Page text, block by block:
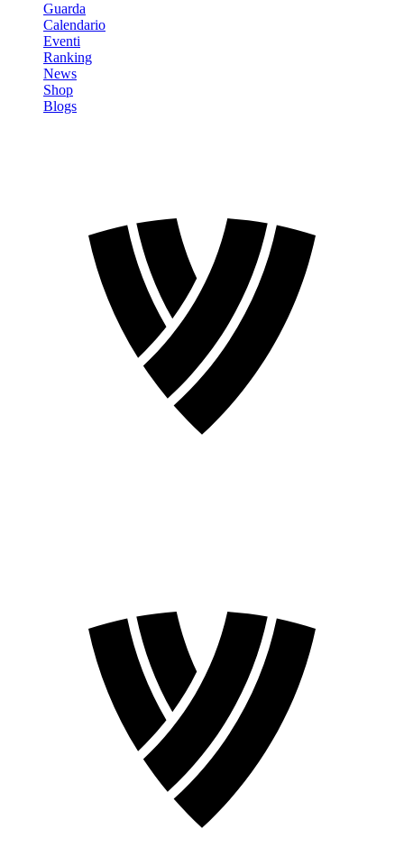
Guarda
Calendario
Eventi
Ranking
News
Shop
Blogs